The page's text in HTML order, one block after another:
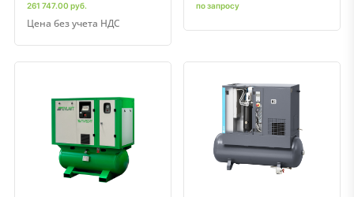
261 747.00 руб.
Цена без учета НДС
по запросу
Быстрый просмотрДобавить к сравнению
Добавить в избранное
Быстрый просмотрДобавить к сравнению
Добавить в избранное